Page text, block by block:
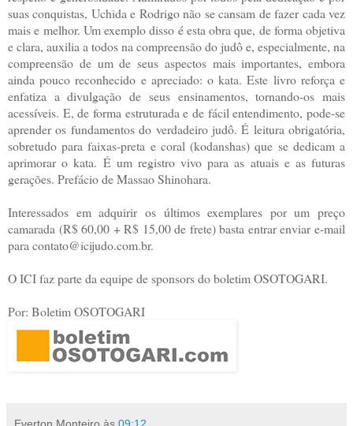
suas conquistas, Uchida e Rodrigo não se cansam de fazer cada vez
mais e melhor. Um exemplo disso é esta obra que, de forma objetiva
e clara, auxilia a todos na compreensão do judô e, especialmente, na
compreensão de um de seus aspectos mais importantes, embora
ainda pouco reconhecido e apreciado: o kata. Este livro reforça e
enfatiza a divulgação de seus ensinamentos, tornando-os mais
acessíveis. E, de forma estruturada e de fácil entendimento, pode-se
aprender os fundamentos do verdadeiro judô. É leitura obrigatória,
sobretudo para faixas-preta e coral (kodanshas) que se dedicam a
aprimorar o kata. É um registro vivo para as atuais e as futuras
gerações. Prefácio de Massao Shinohara.
Interessados em adquirir os últimos exemplares por um preço
camarada (R$ 60,00 + R$ 15,00 de frete) basta entrar enviar e-mail
para contato@icijudo.com.br.
O ICI faz parte da equipe de sponsors do boletim OSOTOGARI.
Por: Boletim OSOTOGARI